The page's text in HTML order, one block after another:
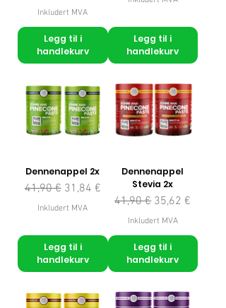
Inkludert MVA
Legg til i
handlekurv
Legg til i
handlekurv
Dennenappel 2x
Vanlig pris
41,90 € Salgspris
31,84 €
Inkludert MVA
Legg til i
handlekurv
Dennenappel
Stevia 2x
Vanlig pris
41,90 € Salgspris
35,62 €
Inkludert MVA
Legg til i
handlekurv